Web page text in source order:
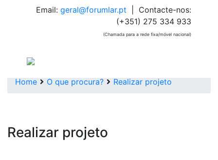
Email: geral@forumlar.pt | Contacte-nos:
(+351) 275 334 933
(Chamada para a rede fixa/móvel nacional)
Home O que procura? Realizar projeto
Realizar projeto